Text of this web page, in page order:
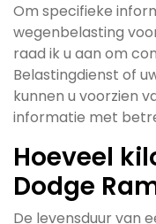
Om specifieke
wegenbelasting
raad ik u aan om
Belastingdienst of
kunnen u voorzien
informatie met
Hoeveel
Dodge
De levensduur van